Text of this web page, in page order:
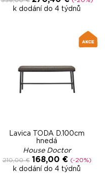
k dodání do 4 týdnů
Lavica TODA D.100cm
hnedá
House Doctor
210,00 € 168,00 € (-20%)
k dodání do 4 týdnů